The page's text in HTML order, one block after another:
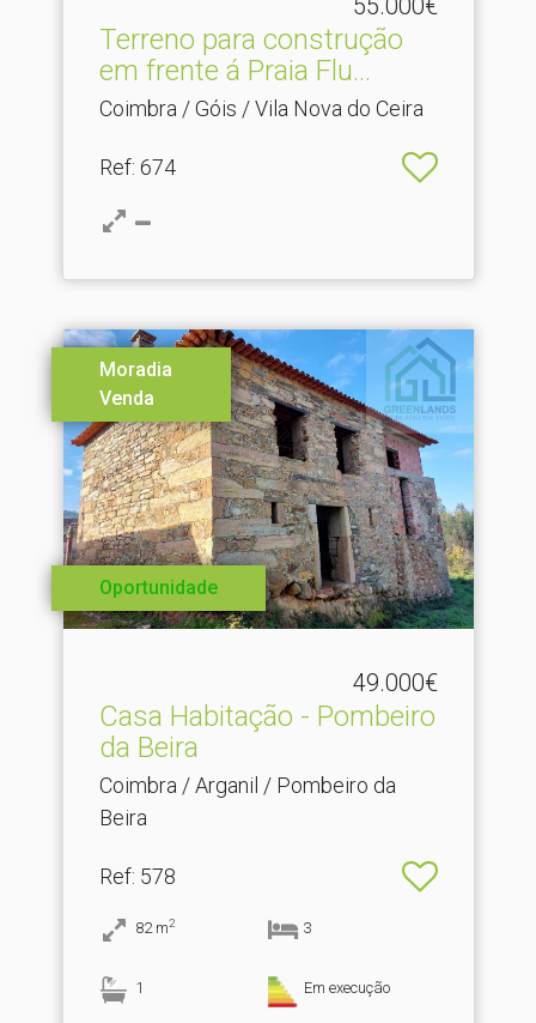
55.000€
Terreno para construção
em frente á Praia Flu.​..
Coimbra / Góis / Vila Nova do Ceira
Ref: 674
Moradia
Venda
Oportunidade
49.000€
Casa Habitação - Pombeiro
da Beira
Coimbra / Arganil / Pombeiro da
Beira
Ref: 578
82 m2 3
1 Em execução